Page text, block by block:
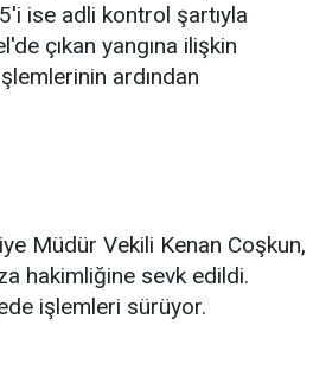
ise adli kontrol şartıyla
çıkan yangına ilişkin
ardından
Müdür Vekili Kenan Coşkun,
hakimliğine sevk edildi.
işlemleri sürüyor.